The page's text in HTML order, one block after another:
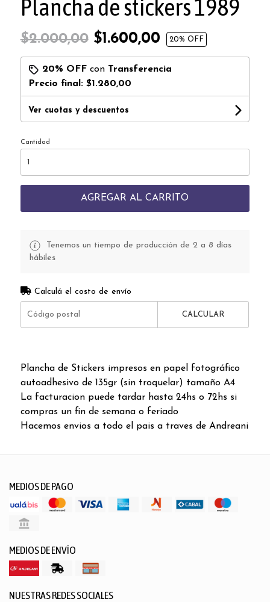
Plancha de stickers 1989
$2.000,00$1.600,00 20% OFF
20% OFFcon Transferencia
Precio final: $1.280,00
Ver cuotas y descuentos
Cantidad
AGREGAR AL CARRITO
Tenemos un tiempo de producción de 2 a 8 días
hábiles
Calculá el costo de envío
CALCULAR
Plancha de Stickers impresos en papel fotográfico
autoadhesivo de 135gr (sin troquelar) tamaño A4
La facturacion puede tardar hasta 24hs o 72hs si
compras un fin de semana o feriado
Hacemos envios a todo el pais a traves de Andreani
MEDIOS DE PAGO
MEDIOS DE ENVÍO
NUESTRAS REDES SOCIALES